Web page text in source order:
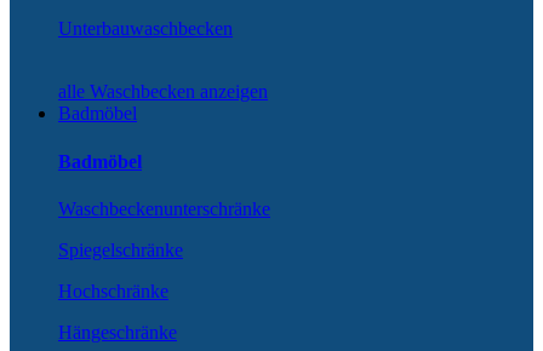
Unterbauwaschbecken
alle Waschbecken anzeigen
Badmöbel
Badmöbel
Waschbeckenunterschränke
Spiegelschränke
Hochschränke
Hängeschränke